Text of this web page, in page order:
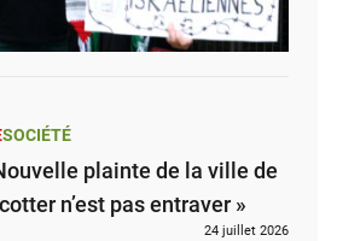
SOCIÉTÉ
plainte de la ville de
n’est pas entraver »
24 juillet 2026